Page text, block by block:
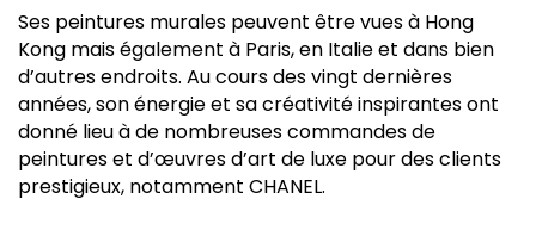
Ses peintures murales peuvent être vues à Hong
Kong mais également à Paris, en Italie et dans bien
d’autres endroits. Au cours des vingt dernières
années, son énergie et sa créativité inspirantes ont
donné lieu à de nombreuses commandes de
peintures et d’œuvres d’art de luxe pour des clients
prestigieux, notamment CHANEL.